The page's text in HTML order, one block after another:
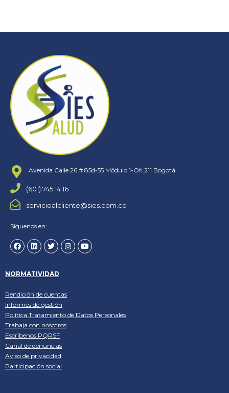
Avenida Calle 26 # 85d-55 Módulo 1-Ofi.211 Bogotá
(601) 745 14 16
servicioalcliente@sies.com.co
Síguenos en:
NORMATIVIDAD
Rendición de cuentas
Informes de gestión
Política Tratamiento de Datos Personales
Trabaja con nosotros
Escríbenos PQRSF
Canal de denuncias
Aviso de privacidad
Participación social